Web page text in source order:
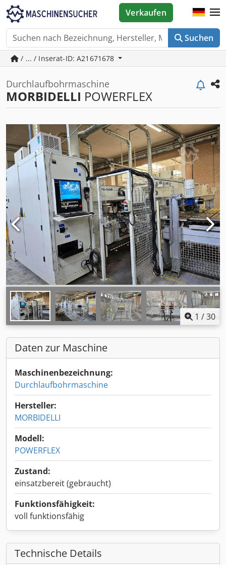
Suchen
Verkaufen
/ ... / Inserat-ID: A21671678
Durchlaufbohrmaschine
MORBIDELLI POWERFLEX
1 /30
Daten zur Maschine
Maschinenbezeichnung:
Durchlaufbohrmaschine
Hersteller:
MORBIDELLI
Modell:
POWERFLEX
Zustand:
einsatzbereit (gebraucht)
Funktionsfähigkeit:
voll funktionsfähig
Technische Details